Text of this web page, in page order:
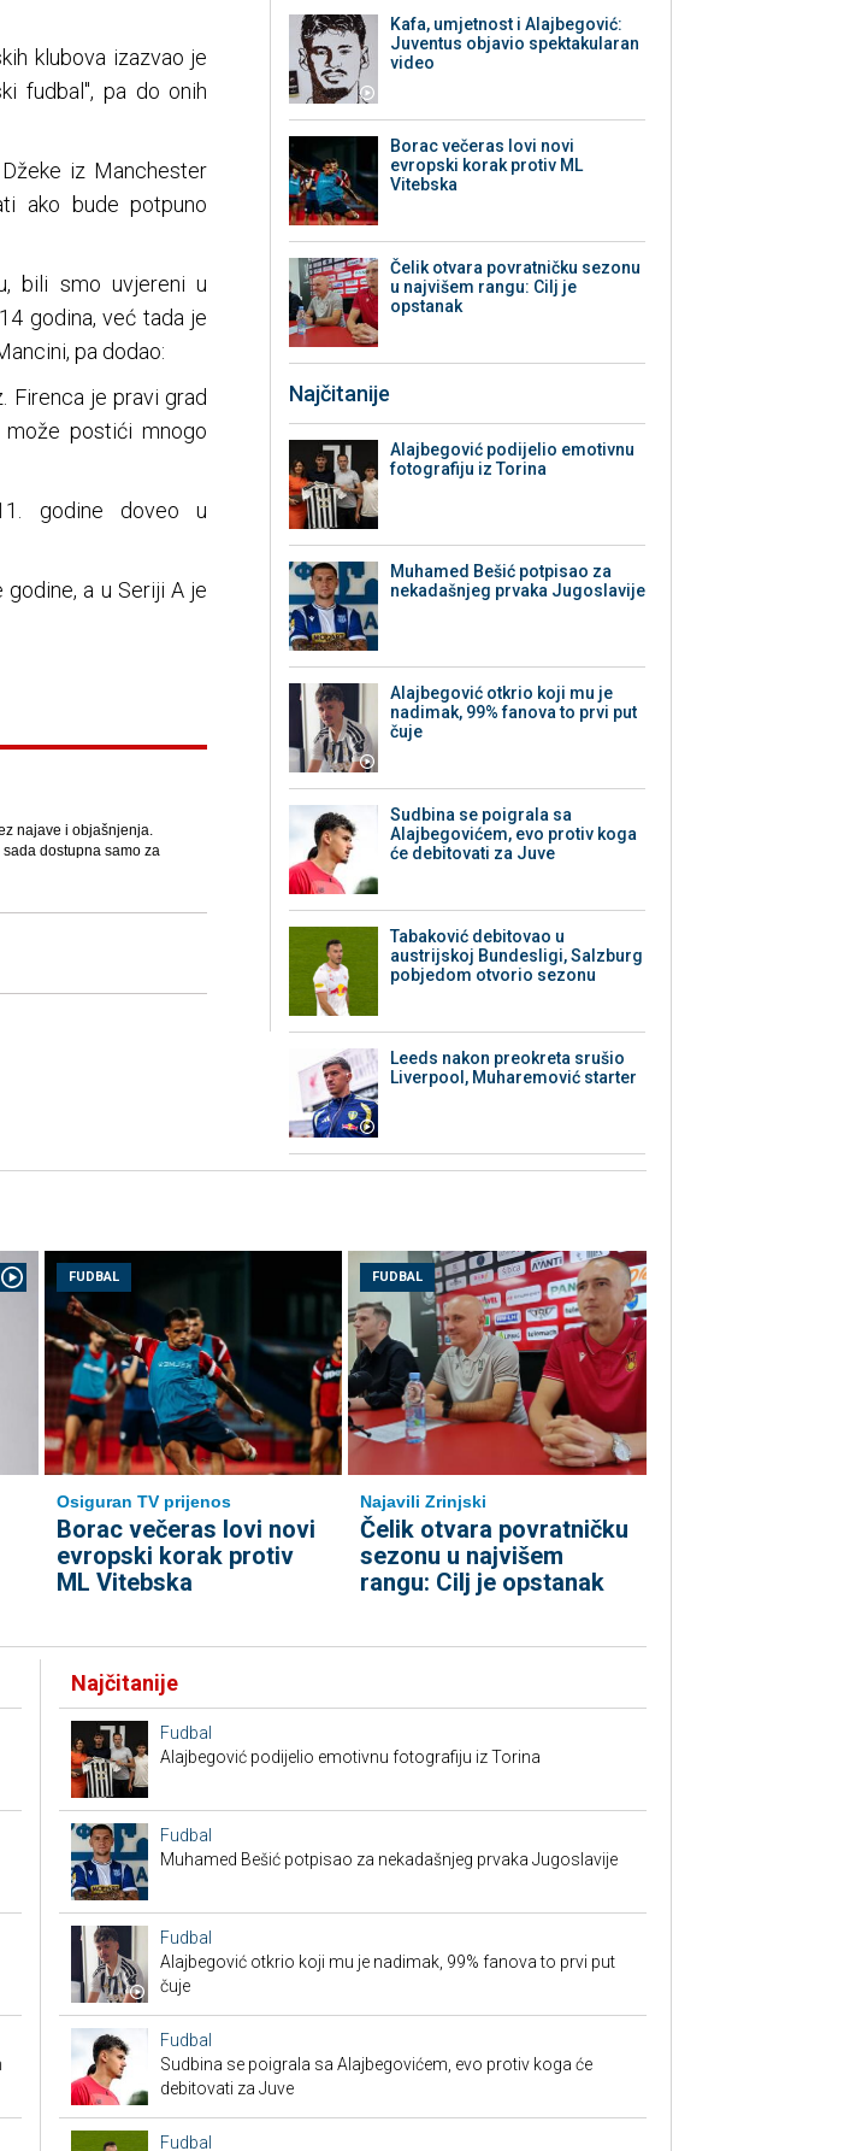
klubova izazvao je
fudbal", pa do onih
iz Manchester
ako bude potpuno
bili smo uvjereni u
godina, već tada je
pa dodao:
Firenca je pravi grad
postići mnogo
godine doveo u
a u Seriji A je
najave i objašnjenja.
dostupna samo za
Kafa, umjetnost i Alajbegović:
Juventus objavio spektakularan
video
Borac večeras lovi novi
evropski korak protiv ML
Vitebska
Čelik otvara povratničku sezonu
u najvišem rangu: Cilj je
opstanak
Najčitanije
Alajbegović podijelio emotivnu
fotografiju iz Torina
Muhamed Bešić potpisao za
nekadašnjeg prvaka Jugoslavije
Alajbegović otkrio koji mu je
nadimak, 99% fanova to prvi put
čuje
Sudbina se poigrala sa
Alajbegovićem, evo protiv koga
će debitovati za Juve
Tabaković debitovao u
austrijskoj Bundesligi, Salzburg
pobjedom otvorio sezonu
Leeds nakon preokreta srušio
Liverpool, Muharemović starter
FUDBAL
Osiguran TV prijenos
Borac večeras lovi novi
evropski korak protiv
ML Vitebska
FUDBAL
Najavili Zrinjski
Čelik otvara povratničku
sezonu u najvišem
rangu: Cilj je opstanak
Najčitanije
Fudbal
Alajbegović podijelio emotivnu fotografiju iz Torina
Fudbal
Muhamed Bešić potpisao za nekadašnjeg prvaka Jugoslavije
Fudbal
Alajbegović otkrio koji mu je nadimak, 99% fanova to prvi put
čuje
Fudbal
Sudbina se poigrala sa Alajbegovićem, evo protiv koga će
debitovati za Juve
Fudbal